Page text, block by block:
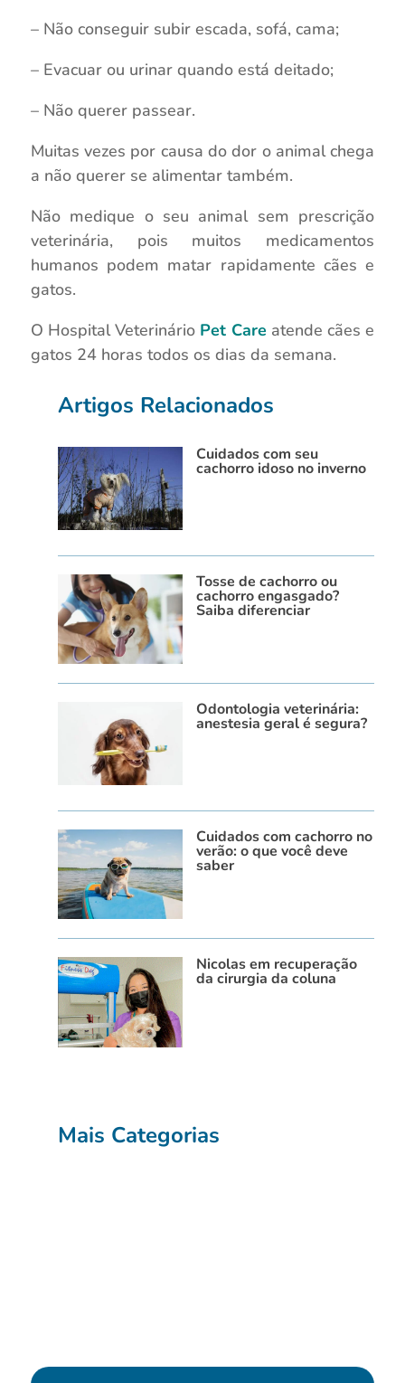
– Não conseguir subir escada, sofá, cama;
– Evacuar ou urinar quando está deitado;
– Não querer passear.
Muitas vezes por causa do dor o animal chega
a não querer se alimentar também.
Não medique o seu animal sem prescrição
veterinária, pois muitos medicamentos
humanos podem matar rapidamente cães e
gatos.
O Hospital Veterinário Pet Care atende cães e
gatos 24 horas todos os dias da semana.
Artigos Relacionados
Cuidados com seu
cachorro idoso no inverno
Tosse de cachorro ou
cachorro engasgado?
Saiba diferenciar
Odontologia veterinária:
anestesia geral é segura?
Cuidados com cachorro no
verão: o que você deve
saber
Nicolas em recuperação
da cirurgia da coluna
Mais Categorias